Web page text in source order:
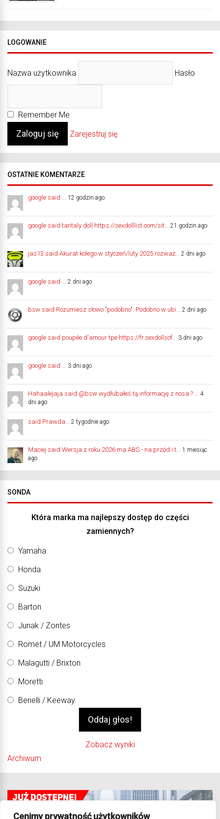
Cenimy prywatność użytkowników
LOGOWANIE
Nazwa użytkownika Hasło
Remember Me
Zarejestruj się
OSTATNIE KOMENTARZE
google said ... 12 godzin ago
google said tantaly doll https://sexdolllist.com/sit... 21 godzin ago
jas13 said Akurat kolego w styczeń/luty 2025 rozważ... 2 dni ago
google said ... 2 dni ago
bsw said Rozumiesz słowo "podobno". Podobno w ubi... 2 dni ago
google said poupée d'amour tpe https://fr.sexdollsof... 3 dni ago
google said ... 3 dni ago
Hahaalejaja said @bsw wydłubałeś tą informację z nosa ? ...
4
dni ago
said Prawda... 2 tygodnie ago
Maciej said Wersja z roku 2026 ma ABS - na przód i t...
1 miesiąc
ago
SONDA
Która marka ma najlepszy dostęp do części
zamiennych?
Yamaha
Honda
Suzuki
Barton
Junak / Zontes
Romet / UM Motorcycles
Malagutti / Brixton
Moretti
Benelli / Keeway
Zobacz wyniki
Archiwum